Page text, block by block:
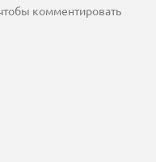
комментировать